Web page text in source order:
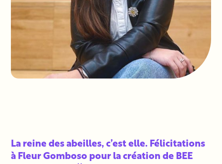
La reine des abeilles, c’est elle. Félicitations
à Fleur Gomboso pour la création de BEE